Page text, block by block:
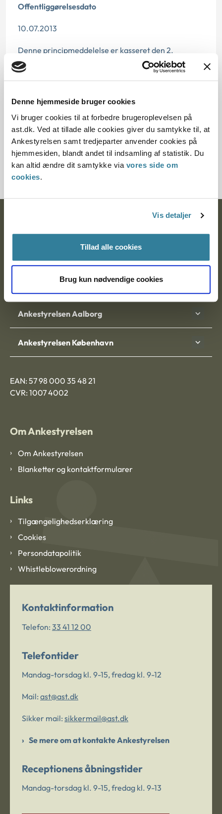
Denne hjemmeside bruger cookies
Vi bruger cookies til at forbedre brugeroplevelsen på
ast.dk. Ved at tillade alle cookies giver du samtykke til, at
Ankestyrelsen samt tredjeparter anvender cookies på
hjemmesiden, blandt andet til indsamling af statistik. Du
kan altid ændre dit samtykke via vores side om
cookies.
Vis detaljer
Tillad alle cookies
Brug kun nødvendige cookies
Offentliggørelsesdato
10.07.2013
Denne principmeddelelse er kasseret den 2.
december 2020, da den er indarbejdet i
principmeddelelse 34-20.
§ 27 § 24 § 22 § 32
Journalnummer
2000504-08
Nytorv 7, 2. sal
9000 Aalborg
Ankestyrelsen Aalborg
Ankestyrelsen København
EAN: 57 98 000 35 48 21
CVR: 1007 4002
Om Ankestyrelsen
Om Ankestyrelsen
Blanketter og kontaktformularer
Links
Tilgængelighedserklæring
Cookies
Persondatapolitik
Whistleblowerordning
Kontaktinformation
Telefon: 33 41 12 00
Telefontider
Mandag-torsdag kl. 9-15, fredag kl. 9-12
Mail: ast@ast.dk
Sikker mail: sikkermail@ast.dk
Se mere om at kontakte Ankestyrelsen
Receptionens åbningstider
Mandag-torsdag kl. 9-15, fredag kl. 9-13